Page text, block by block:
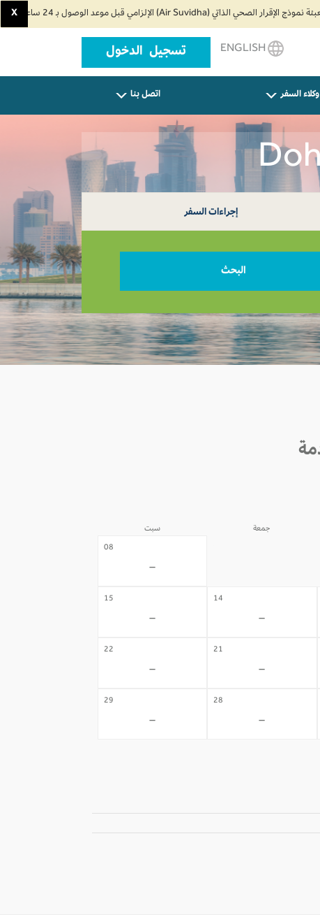
X
تسجيل الدخول
وكلاء السفر اتصل بنا
إجراءات السفر
البحث
جمعة سبت
08
-
14
-
15
-
21
-
22
-
28
-
29
-